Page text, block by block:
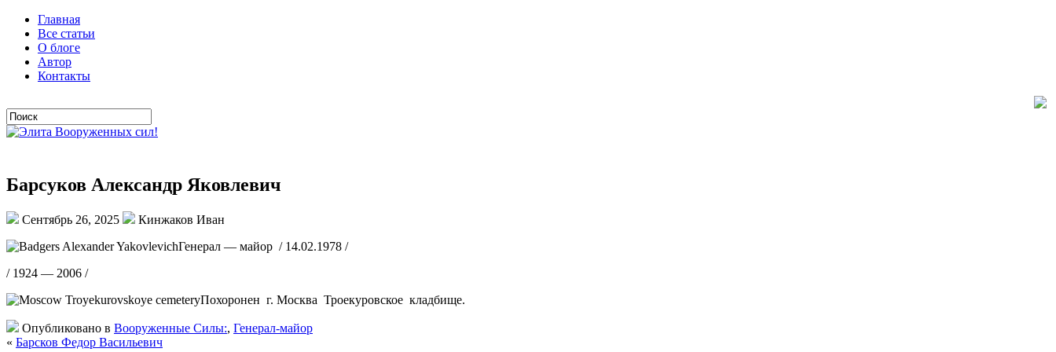
Главная
Все статьи
О блоге
Автор
Контакты
Барсуков Александр Яковлевич
Сентябрь 26, 2025
Кинжаков Иван
Генерал — майор / 14.02.1978 /
/ 1924 — 2006 /
Похоронен г. Москва Троекуровское кладбище.
Опубликовано в Вооруженные Силы:, Генерал-майор
« Барсков Федор Васильевич